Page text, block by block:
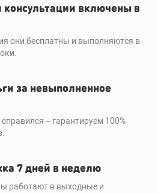
консультации включены в
они бесплатны и выполняются в
за невыполненное
справился – гарантируем 100%
7 дней в неделю
работают в выходные и